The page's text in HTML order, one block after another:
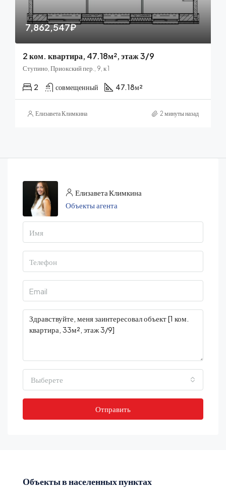
7,862,547₽
2 ком. квартира, 47.18м², этаж 3/9
Ступино, Приокский пер., 9, к 1
2 совмещенный 47.18м²
Елизавета Климкина 2 минуты назад
Елизавета Климкина
Объекты агента
Выберете
Отправить
Объекты в населенных пунктах